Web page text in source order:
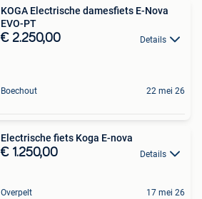
KOGA Electrische damesfiets E-Nova
EVO-PT
€ 2.250,00 Details
Boechout 22 mei 26
Electrische fiets Koga E-nova
€ 1.250,00 Details
Overpelt 17 mei 26